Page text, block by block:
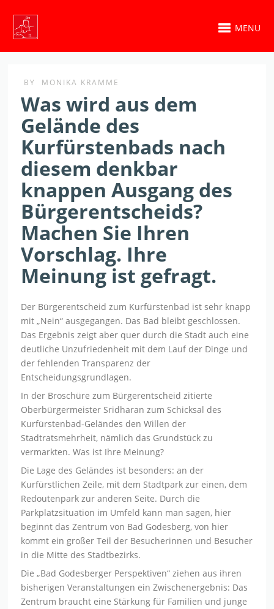
MENU
BY MONIKA KRAMME
Was wird aus dem
Gelände des
Kurfürstenbads nach
diesem denkbar
knappen Ausgang des
Bürgerentscheids?
Machen Sie Ihren
Vorschlag. Ihre
Meinung ist gefragt.
Der Bürgerentscheid zum Kurfürstenbad ist sehr knapp
mit „Nein“ ausgegangen. Das Bad bleibt geschlossen.
Das Ergebnis zeigt aber quer durch die Stadt auch eine
deutliche Unzufriedenheit mit dem Lauf der Dinge und
der fehlenden Transparenz der
Entscheidungsgrundlagen.
In der Broschüre zum Bürgerentscheid zitierte
Oberbürgermeister Sridharan zum Schicksal des
Kurfürstenbad-Geländes den Willen der
Stadtratsmehrheit, nämlich das Grundstück zu
vermarkten. Was ist Ihre Meinung?
Die Lage des Geländes ist besonders: an der
Kurfürstlichen Zeile, mit dem Stadtpark zur einen, dem
Redoutenpark zur anderen Seite. Durch die
Parkplatzsituation im Umfeld kann man sagen, hier
beginnt das Zentrum von Bad Godesberg, von hier
kommt ein großer Teil der Besucherinnen und Besucher
in die Mitte des Stadtbezirks.
Die „Bad Godesberger Perspektiven“ ziehen aus ihren
bisherigen Veranstaltungen ein Zwischenergebnis: Das
Zentrum braucht eine Stärkung für Familien und junge